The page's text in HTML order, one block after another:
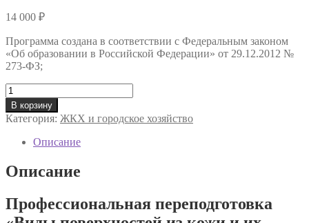
14 000 ₽
Программа создана в соответствии с Федеральным законом
«Об образовании в Российской Федерации» от 29.12.2012 №
273-ФЗ;
Количество
товара
Профессиональная
переподготовка
«Виды
поверхностей
из
кожи
их
основные
В корзину
Категория: ЖКХ и городское хозяйство
Описание
Описание
Профессиональная переподготовка